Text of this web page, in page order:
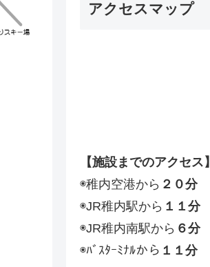
ヤアクセスマップ
【施設までのアクセス】
◉稚内空港から ２０分
◉JR稚内駅から １１分
◉JR稚内南駅から ６分
◉ﾊﾞｽﾀｰﾐﾅﾙから １１分